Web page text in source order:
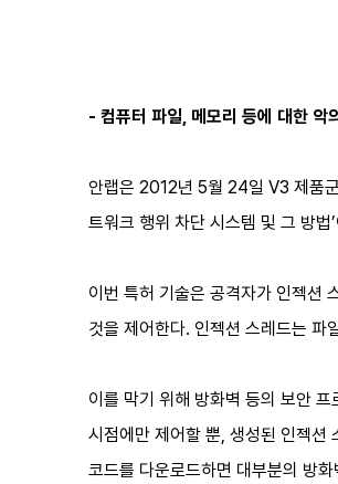
- 컴퓨터 파일, 메모리 등에 대한 악
안랩은 2012년 5월 24일 V3 제품
트워크 행위 차단 시스템 및 그 방
이번 특허 기술은 공격자가 인젝션
것을 제어한다. 인젝션 스레드는 파
이를 막기 위해 방화벽 등의 보안
시점에만 제어할 뿐, 생성된 인젝션
코드를 다운로드하면 대부분의 방